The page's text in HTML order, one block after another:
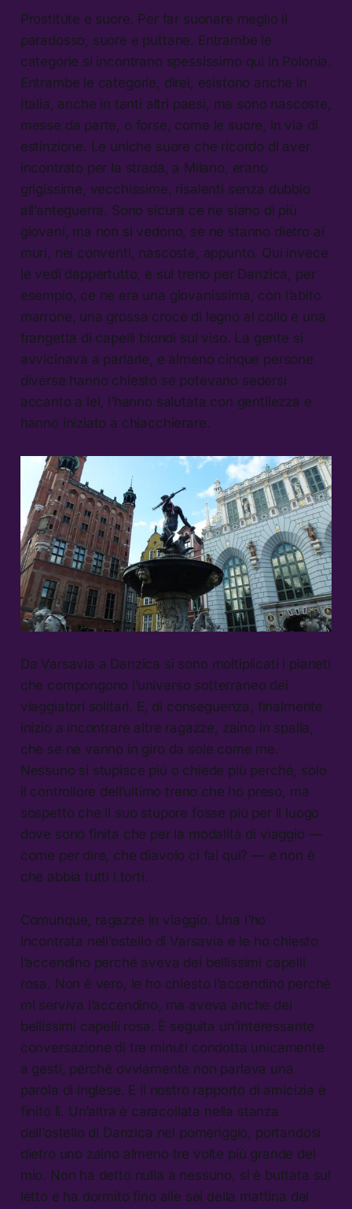
Prostitute e suore. Per far suonare meglio il
paradosso, suore e puttane. Entrambe le
categorie si incontrano spessissimo qui in Polonia.
Entrambe le categorie, direi, esistono anche in
Italia, anche in tanti altri paesi, ma sono nascoste,
messe da parte, o forse, come le suore, in via di
estinzione. Le uniche suore che ricordo di aver
incontrato per la strada, a Milano, erano
grigissime, vecchissime, risalenti senza dubbio
all’anteguerra. Sono sicura ce ne siano di più
giovani, ma non si vedono, se ne stanno dietro ai
muri, nei conventi, nascoste, appunto. Qui invece
le vedi dappertutto, e sul treno per Danzica, per
esempio, ce ne era una giovanissima, con l’abito
marrone, una grossa croce di legno al collo e una
frangetta di capelli biondi sul viso. La gente si
avvicinava a parlarle, e almeno cinque persone
diverse hanno chiesto se potevano sedersi
accanto a lei, l’hanno salutata con gentilezza e
hanno iniziato a chiacchierare.
Da Varsavia a Danzica si sono moltiplicati i pianeti
che compongono l’universo sotterraneo dei
viaggiatori solitari. E, di conseguenza, finalmente
inizio a incontrare altre ragazze, zaino in spalla,
che se ne vanno in giro da sole come me.
Nessuno si stupisce più o chiede più perché, solo
il controllore dell’ultimo treno che ho preso, ma
sospetto che il suo stupore fosse più per il luogo
dove sono finita che per la modalità di viaggio —
come per dire, che diavolo ci fai qui? — e non è
che abbia tutti i torti.
Comunque, ragazze in viaggio. Una l’ho
incontrata nell’ostello di Varsavia e le ho chiesto
l’accendino perché aveva dei bellissimi capelli
rosa. Non è vero, le ho chiesto l’accendino perché
mi serviva l’accendino, ma aveva anche dei
bellissimi capelli rosa. È seguita un’interessante
conversazione di tre minuti condotta unicamente
a gesti, perché ovviamente non parlava una
parola di inglese. E il nostro rapporto di amicizia è
finito lì. Un’altra è caracollata nella stanza
dell’ostello di Danzica nel pomeriggio, portandosi
dietro uno zaino almeno tre volte più grande del
mio. Non ha detto nulla a nessuno, si è buttata sul
letto e ha dormito fino alle sei della mattina del